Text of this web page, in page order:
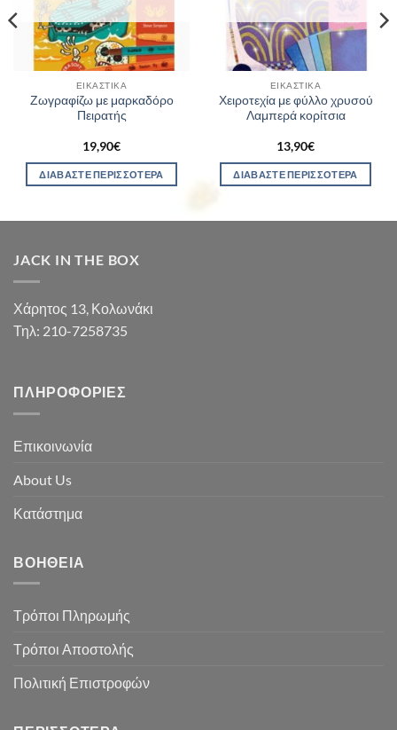
ΕΙΚΑΣΤΙΚΆ
Ζωγραφίζω με μαρκαδόρο
Πειρατής
19,90€
ΔΙΑΒΆΣΤΕ ΠΕΡΙΣΣΌΤΕΡΑ
ΕΙΚΑΣΤΙΚΆ
Χειροτεχία με φύλλο χρυσού
Λαμπερά κορίτσια
13,90€
ΔΙΑΒΆΣΤΕ ΠΕΡΙΣΣΌΤΕΡΑ
JACK IN THE BOX
Χάρητος 13, Κολωνάκι
Τηλ: 210-7258735
ΠΛΗΡΟΦΟΡΊΕΣ
Επικοινωνία
About Us
Κατάστημα
ΒΟΉΘΕΙΑ
Τρόποι Πληρωμής
Τρόποι Αποστολής
Πολιτική Επιστροφών